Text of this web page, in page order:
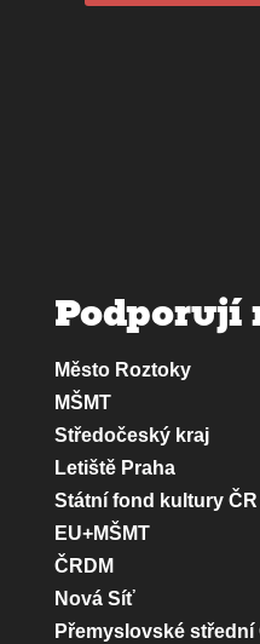
Podporují
Město Roztoky
MŠMT
Středočeský kraj
Letiště Praha
Státní fond kultury ČR
EU+MŠMT
ČRDM
Nová Síť
Přemyslovské střední